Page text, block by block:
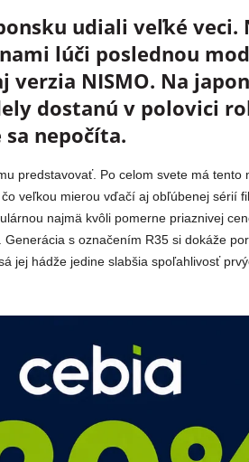
udiali veľké veci.
lúči poslednou
verzia NISMO. Na
dostanú v polovici
nepočíta.
predstavovať. Po celom svete má tento
veľkou mierou vďačí aj obľúbenej sérií
najmä kvôli pomerne priaznivej
s označením R35 si dokáže
jej hádže jedine slabšia spoľahlivosť